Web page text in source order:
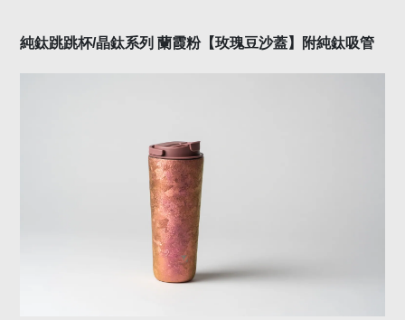
純鈦跳跳杯/晶鈦系列 蘭霞粉【玫瑰豆沙蓋】附純鈦吸管